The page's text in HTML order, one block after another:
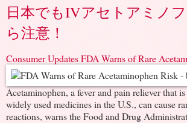
日本でもIVアセトアミノ
ら注意！
Consumer Updates FDA Warns of Rare
Acetaminophen, a fever and pain reliever that
widely used medicines in the U.S., can cause
reactions, warns the Food and Drug